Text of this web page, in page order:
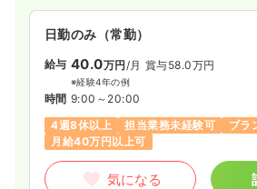
日勤のみ（常勤）
給与 40.0万円 /月 賞与58.0万円
※経験4年の例
時間 9:00～20:00
4週8休以上
担当業務未経験可 ブラ
月給40万円以上可
気になる